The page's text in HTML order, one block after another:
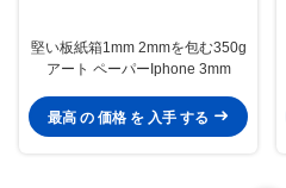
堅い板紙箱1mm 2mmを包む350g
アート ペーパーIphone 3mm
最高 の 価格 を 入手 する